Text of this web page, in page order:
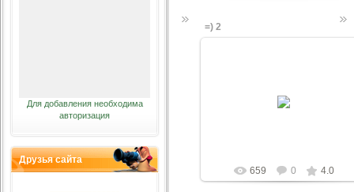
Для добавления необходима
авторизация
Друзья сайта
=) 2
=)
659 0 4.0